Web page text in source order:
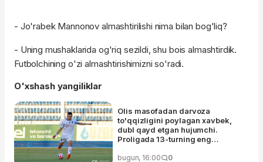
- Jo'rabek Mannonov almashtirilishi nima bilan bog'liq?
- Uning mushaklarida og'riq sezildi, shu bois almashtirdik.
Futbolchining o'zi almashtirishimizni so'radi.
O'xshash yangiliklar
Olis masofadan darvoza
to'qqizligini poylagan xavbek,
dubl qayd etgan hujumchi.
Proligada 13-turning eng
bugun, 16:00 0